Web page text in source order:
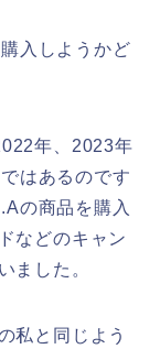
入しようかど
年、2023年
はあるのです
の商品を購入
などのキャン
ました。
私と同じよう